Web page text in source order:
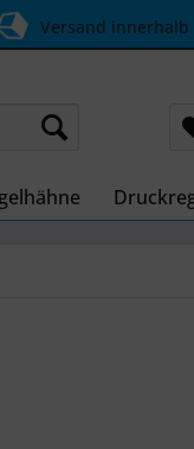
Versand innerhalb